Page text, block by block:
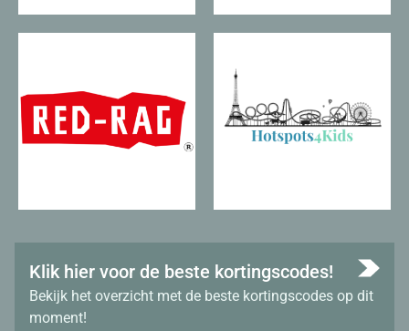
Klik hier voor de beste kortingscodes!
Bekijk het overzicht met de beste kortingscodes op dit
moment!